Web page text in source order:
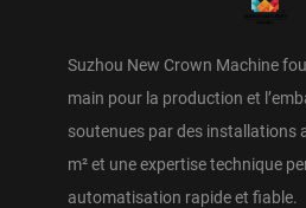
Suzhou New Crown Machine
main pour la production et
soutenues par des installations
m² et une expertise technique
automatisation rapide et fiable.